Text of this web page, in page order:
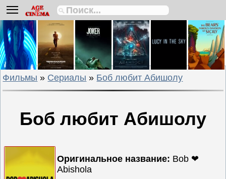
Биографии
Боевики
Вестерны
Военные
Детективы
Драмы
Комедии
Мелодрамы
Мультфильмы
Фильмы » Сериалы » Боб любит Абишолу
Боб любит Абишолу
Оригинальное название: Bob ❤
Abishola